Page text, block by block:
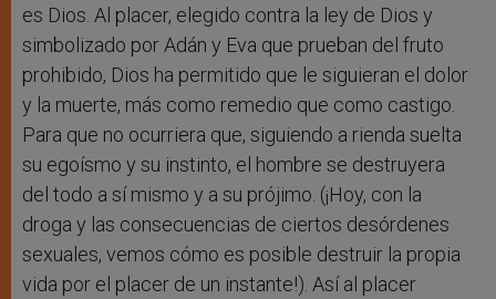
es Dios. Al placer, elegido contra la ley de Dios y
simbolizado por Adán y Eva que prueban del fruto
prohibido, Dios ha permitido que le siguieran el dolor
y la muerte, más como remedio que como castigo.
Para que no ocurriera que, siguiendo a rienda suelta
su egoísmo y su instinto, el hombre se destruyera
del todo a sí mismo y a su prójimo. (¡Hoy, con la
droga y las consecuencias de ciertos desórdenes
sexuales, vemos cómo es posible destruir la propia
vida por el placer de un instante!). Así al placer